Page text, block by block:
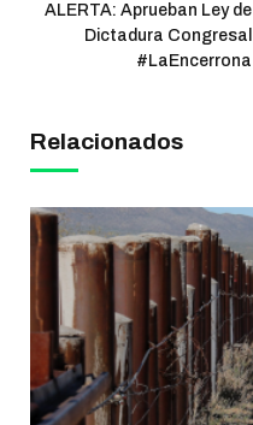
ALERTA: Aprueban Ley de
Dictadura Congresal
#LaEncerrona
Relacionados